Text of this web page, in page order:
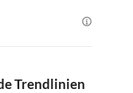
Trendlinien